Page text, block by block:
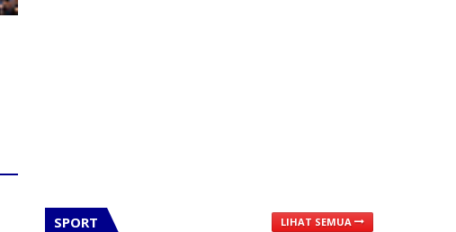
SPORT LIHAT SEMUA